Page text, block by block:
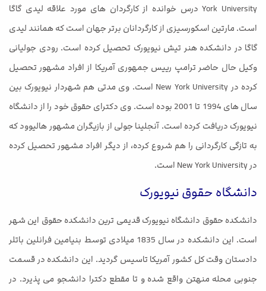
York University درس خوانده از کارگردان های مورد علاقه لیدی گاگا
است. مارتین اسکورسیزی از کارگردانان برتر جهان است که همانند لیدی
گاگا در دانشکده هنر تیش نیویورک تحصیل کرده است. رودی جولیانی
وکیل حال حاضر ترامپ رییس جمهوری آمریکا از افراد مشهور تحصیل
کرده در New York University است. وی مدتی هم شهردار نیویورک بین
سال های 1994 تا 2001 بوده است. وی دکترای حقوق خود را از دانشگاه
نیویورک دریافت کرده است. آنجلینا جولی از بازیگران مشهور هالیوود که
به تازگی کارگردانی را هم شروع کرده، از دیگر افراد مشهور تحصیل کرده
در New York University است.
دانشگاه حقوق نیویورک
دانشکده حقوق دانشگاه نیویورک قدیمی ترین دانشکده حقوق این شهر
است. این دانشکده در سال 1835 میلادی توسط بنیامین فرانلین باتلر
دادستان وقت کل کشور آمریکا تاسیس گردید. این دانشکده در قسمت
جنوبی محله منهتن واقع شده و تا مقطع دکترا دانشجو می پذیرد. در